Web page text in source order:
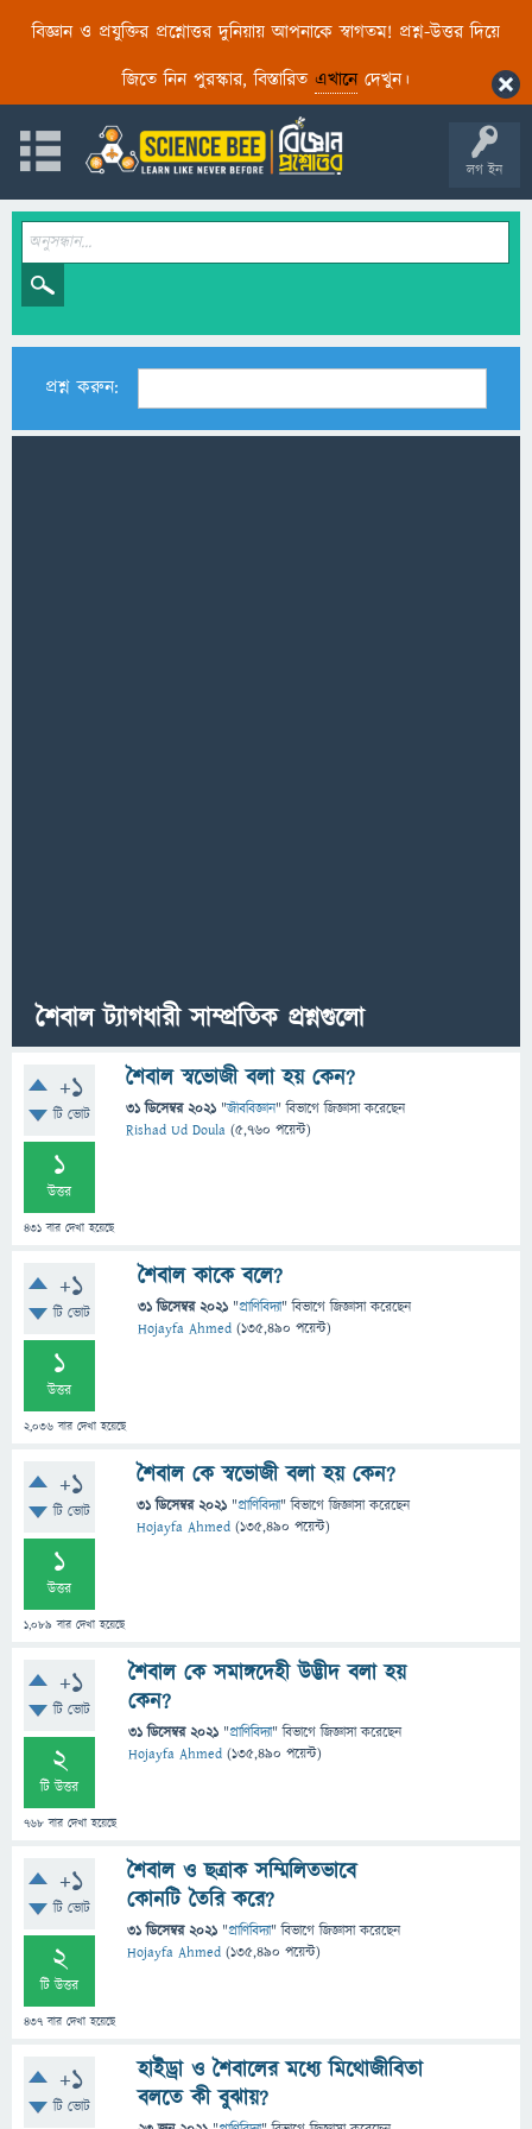
বিজ্ঞান ও প্রযুক্তির প্রশ্নোত্তর দুনিয়ায় আপনাকে স্বাগতম! প্রশ্ন-উত্তর দিয়ে
জিতে নিন পুরস্কার, বিস্তারিত এখানেদেখুন।
লগ ইন
প্রশ্ন করুন:
শৈবাল ট্যাগধারী সাম্প্রতিক প্রশ্নগুলো
+1
টি ভোট
1
উত্তর
431 বার দেখা হয়েছে
শৈবাল স্বভোজী বলা হয় কেন?
31 ডিসেম্বর 2021 "জীববিজ্ঞান" বিভাগে জিজ্ঞাসাকরেছেন
Rishad Ud Doula (5,760 পয়েন্ট)
+1
টি ভোট
1
উত্তর
2,036 বার দেখা হয়েছে
শৈবাল কাকে বলে?
31 ডিসেম্বর 2021 "প্রাণিবিদ্যা" বিভাগে জিজ্ঞাসাকরেছেন
Hojayfa Ahmed (135,490 পয়েন্ট)
+1
টি ভোট
1
উত্তর
1,089 বার দেখা হয়েছে
শৈবাল কে স্বভোজী বলা হয় কেন?
31 ডিসেম্বর 2021 "প্রাণিবিদ্যা" বিভাগে জিজ্ঞাসাকরেছেন
Hojayfa Ahmed (135,490 পয়েন্ট)
+1
টি ভোট
2
টি উত্তর
768 বার দেখা হয়েছে
শৈবাল কে সমাঙ্গদেহী উদ্ভীদ বলা হয়
কেন?
31 ডিসেম্বর 2021 "প্রাণিবিদ্যা" বিভাগে জিজ্ঞাসাকরেছেন
Hojayfa Ahmed (135,490 পয়েন্ট)
+1
টি ভোট
2
টি উত্তর
437 বার দেখা হয়েছে
শৈবাল ও ছত্রাক সম্মিলিতভাবে
কোনটি তৈরি করে?
31 ডিসেম্বর 2021 "প্রাণিবিদ্যা" বিভাগে জিজ্ঞাসাকরেছেন
Hojayfa Ahmed (135,490 পয়েন্ট)
+1
টি ভোট
হাইড্রা ও শৈবালের মধ্যে মিথোজীবিতা
বলতে কী বুঝায়?